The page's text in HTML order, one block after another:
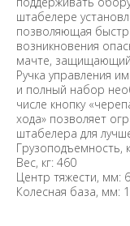
штабелере
позволяющая
возникновения
мачте,
Ручка управления
и полный набор
числе кнопку
хода» позволяет
штабелера для
Грузоподъемность,
Вес, кг: 460
Центр тяжести, мм:
Колесная база, мм: